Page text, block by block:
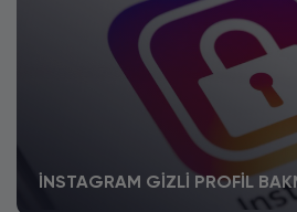
İNSTAGRAM GIZLI PROFIL